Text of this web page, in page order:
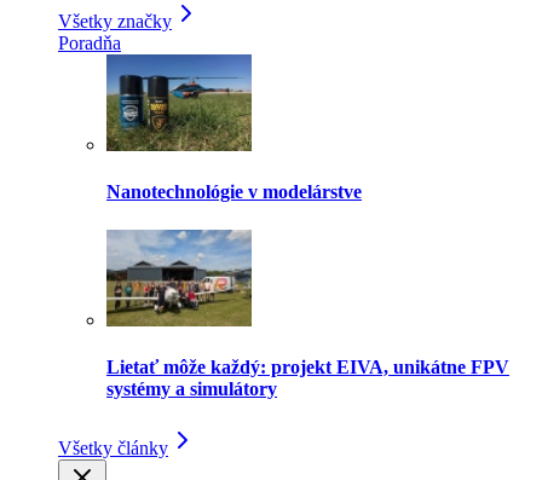
Všetky značky
Poradňa
Nanotechnológie v modelárstve
Lietať môže každý: projekt EIVA, unikátne FPV
systémy a simulátory
Všetky články